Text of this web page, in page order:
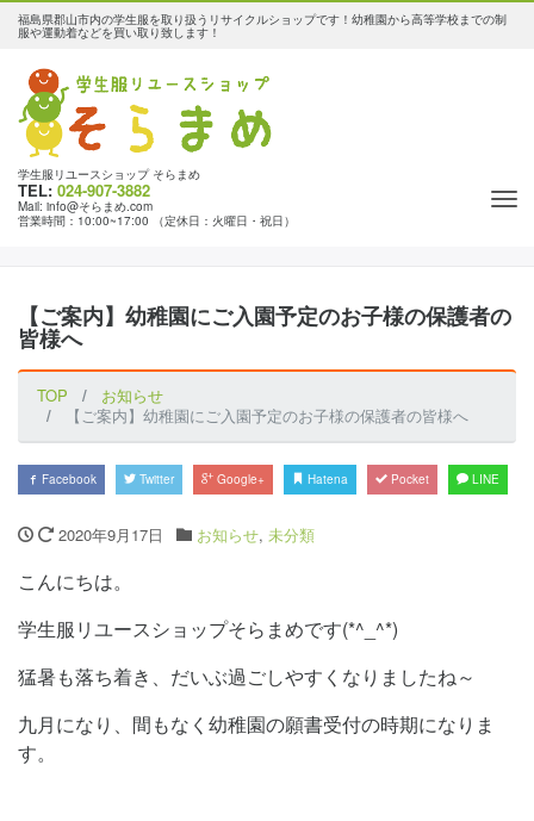
福島県郡山市内の学生服を取り扱うリサイクルショップです！幼稚園から高等学校までの制
服や運動着などを買い取り致します！
学生服リユースショップ そらまめ
TEL: 024-907-3882
Mail: info@そらまめ.com
営業時間：10:00~17:00 （定休日：火曜日・祝日）
【ご案内】幼稚園にご入園予定のお子様の保護者の
皆様へ
TOP
お知らせ
【ご案内】幼稚園にご入園予定のお子様の保護者の皆様へ
Facebook Twitter Google+ Hatena Pocket LINE
2020年9月17日 お知らせ, 未分類
こんにちは。
学生服リユースショップそらまめです(*^_^*)
猛暑も落ち着き、だいぶ過ごしやすくなりましたね～
九月になり、間もなく幼稚園の願書受付の時期になりま
す。